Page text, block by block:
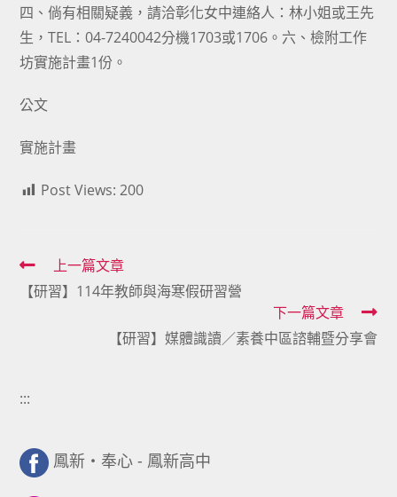
四、倘有相關疑義，請洽彰化女中連絡人：林小姐或王先
生，TEL：04-7240042分機1703或1706。六、檢附工作
坊實施計畫1份。
公文
實施計畫
Post Views: 200
Read
more
上一篇文章
【研習】114年教師與海寒假研習營
下一篇文章
【研習】媒體識讀／素養中區諮輔暨分享會
:::
鳳新・奉心 - 鳳新高中